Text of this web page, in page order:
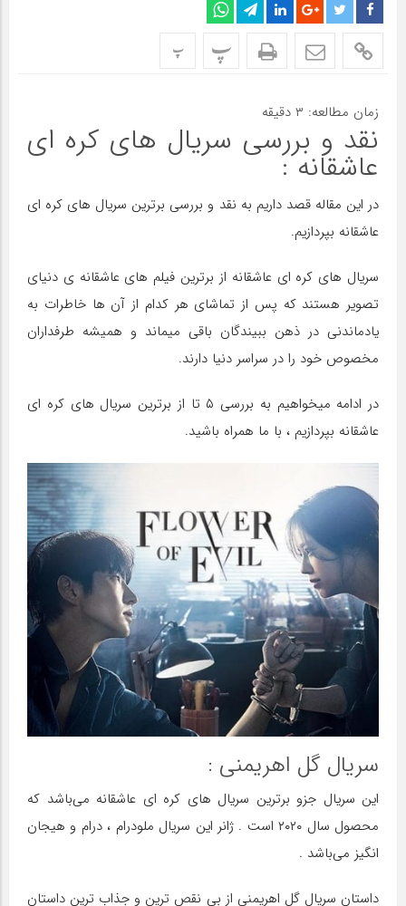
پ پ
زمان مطالعه: ۳ دقیقه
نقد و بررسی سریال های کره ای
عاشقانه :
در این مقاله قصد داریم به نقد و بررسی برترین سریال های کره ای
عاشقانه بپردازیم.
سریال های کره ای عاشقانه از برترین فیلم های عاشقانه ی دنیای
تصویر هستند که پس از تماشای هر کدام از آن ها خاطرات به
یادماندنی در ذهن ببیندگان باقی میماند و همیشه طرفداران
مخصوص خود را در سراسر دنیا دارند.
در ادامه میخواهیم به بررسی ۵ تا از برترین سریال های کره ای
عاشقانه بپردازیم ، با ما همراه باشید.
سریال گل اهریمنی :
این سریال جزو برترین سریال های کره ای عاشقانه می‌باشد که
محصول سال ۲۰۲۰ است . ژانر این سریال ملودرام ، درام و هیجان
انگیز می‌باشد .
داستان سریال گل اهریمنی از بی نقص ترین و جذاب ترین داستان